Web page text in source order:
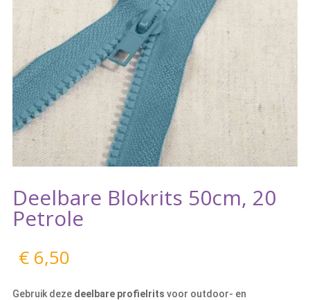
Deelbare Blokrits 50cm, 20
Petrole
€6,50
Gebruik deze deelbare profielrits voor outdoor- en